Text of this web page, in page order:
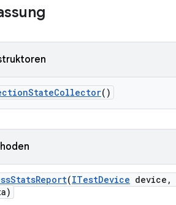
StateCollector()
StatsReport(ITestDevice device ,